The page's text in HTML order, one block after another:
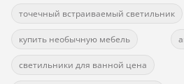
точечный встраиваемый светильник
купить необычную мебель
светильники для ванной цена